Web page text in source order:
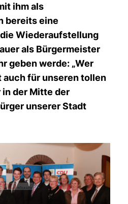
ihm als
bereits eine
Wiederaufstellung
als Bürgermeister
geben werde: „Wer
auch für unseren tollen
in der Mitte der
unserer Stadt